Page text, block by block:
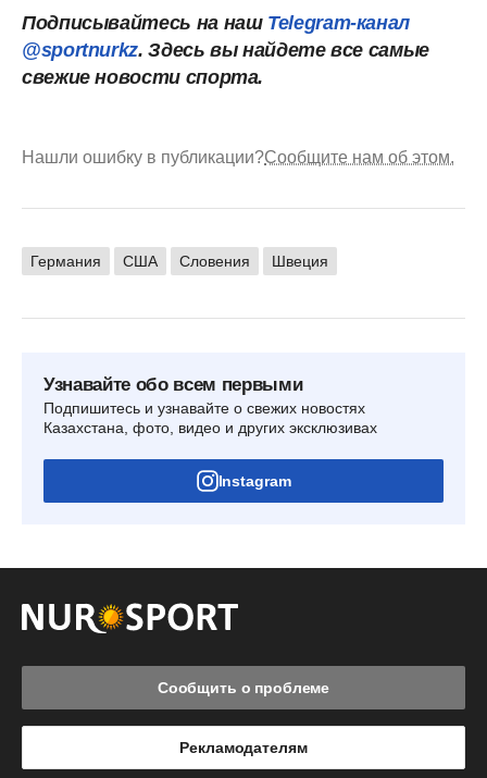
Подписывайтесь на наш Telegram-канал
@sportnurkz. Здесь вы найдете все самые
свежие новости спорта.
Нашли ошибку в публикации?Сообщите нам об этом.
Германия США Словения Швеция
Узнавайте обо всем первыми
Подпишитесь и узнавайте о свежих новостях
Казахстана, фото, видео и других эксклюзивах
Instagram
Сообщить о проблеме
Рекламодателям